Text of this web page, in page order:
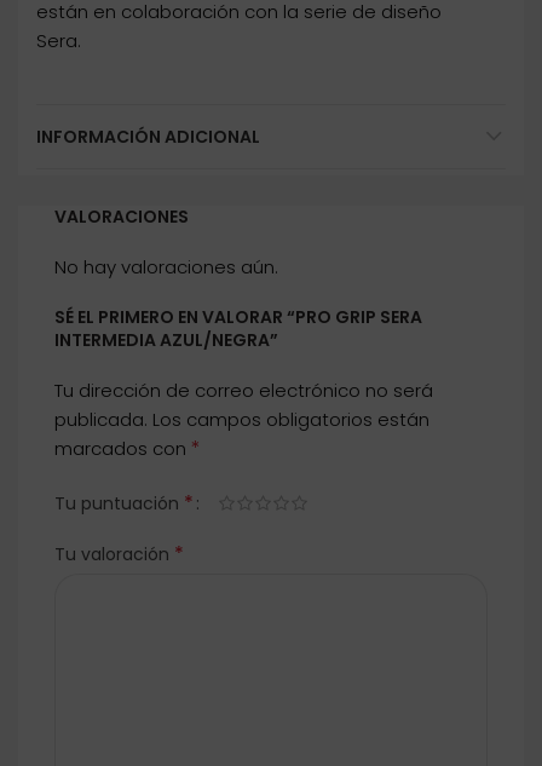
están en colaboración con la serie de diseño
Sera.
INFORMACIÓN ADICIONAL
VALORACIONES
No hay valoraciones aún.
SÉ EL PRIMERO EN VALORAR “PRO GRIP SERA
INTERMEDIA AZUL/NEGRA”
Tu dirección de correo electrónico no será
publicada. Los campos obligatorios están
marcados con *
Tu puntuación *
Tu valoración *